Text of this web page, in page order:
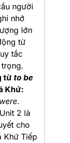
người
nhớ
lớn
từ
tắc
từ to be
Khứ:
.
2 là
cho
Khứ Tiếp